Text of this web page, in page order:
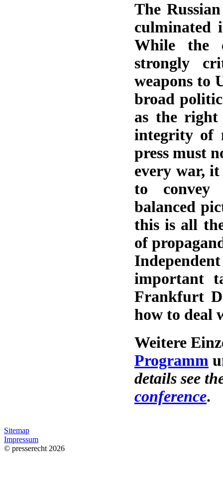
The
culminated
While the
strongly
weapons to
broad
as the right
integrity of
press must
every war,
to convey
balanced
this is all
of
important
Frankfurt
how to deal
Weitere
Programm
details see
conference.
Sitemap
Impressum
© presserecht 2026